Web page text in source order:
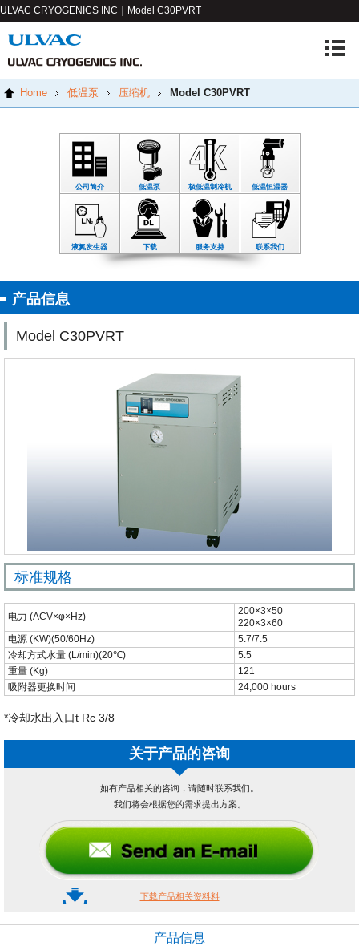
ULVAC CRYOGENICS INC｜Model C30PVRT
Home 低温泵 压缩机 Model C30PVRT
公司简介 低温泵 极低温制冷机 低温恒温器
液氮发生器 下载 服务支持 联系我们
产品信息
产品信息
Model C30PVRT
标准规格
电力 (ACV×φ×Hz)
200×3×50
220×3×60
电源 (KW)(50/60Hz)
5.7/7.5
冷却方式水量 (L/min)(20℃)
5.5
重量 (Kg)
121
吸附器更换时间
24,000 hours
*冷却水出入口t Rc 3/8
关于产品的咨询
如有产品相关的咨询，请随时联系我们。
我们将会根据您的需求提出方案。
下载产品相关资料料